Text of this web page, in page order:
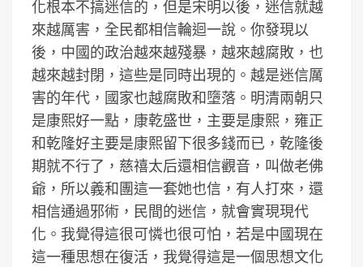
化根本不搞迷信的，但是宋明以後，迷信就越
來越厲害，全民都相信輪迴一說。你發現以
後，中國的政治越來越殘暴，越來越腐敗，也
越來越封閉，這些是同時出現的。越是迷信厲
害的年代，國家也越腐敗和墮落。明清兩朝只
是康熙好一點，康乾盛世，主要是康熙，雍正
和乾隆好主要是康熙留下很多錢而已，乾隆後
期就不行了，慈禧太后還相信觀音，叫做老佛
爺，所以義和團這一套她也信，有人打來，還
相信通過邪術，民間的迷信，就會實現現代
化。我覺得這很可憐也很可怕，若是中國現在
這一種思想在復活，我覺得這是一個思想文化